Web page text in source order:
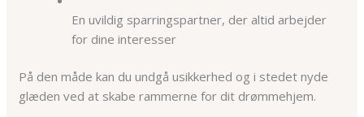
En uvildig sparringspartner, der altid arbejder
for dine interesser
På den måde kan du undgå usikkerhed og i stedet nyde
glæden ved at skabe rammerne for dit drømmehjem.